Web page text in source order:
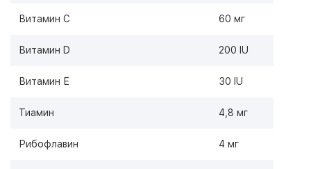
Витамин С 60 мг
Витамин D 200 IU
Витамин Е 30 IU
Тиамин 4,8 мг
Рибофлавин 4 мг